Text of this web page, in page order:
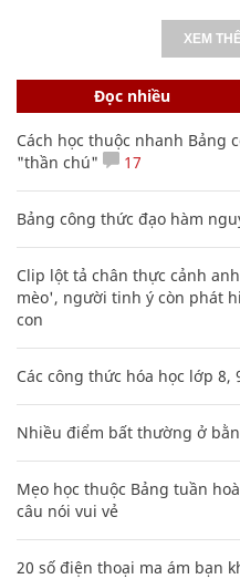
XEM
Đọc nhiều
Cách học thuộc nhanh Bảng
"thần chú"
17
Bảng công thức đạo hàm
Clip lột tả chân thực cảnh
mèo', người tinh ý còn phát
con
Các công thức hóa học lớp 8,
Nhiều điểm bất thường ở
Mẹo học thuộc Bảng tuần
câu nói vui vẻ
20 số điện thoại ma ám bạn